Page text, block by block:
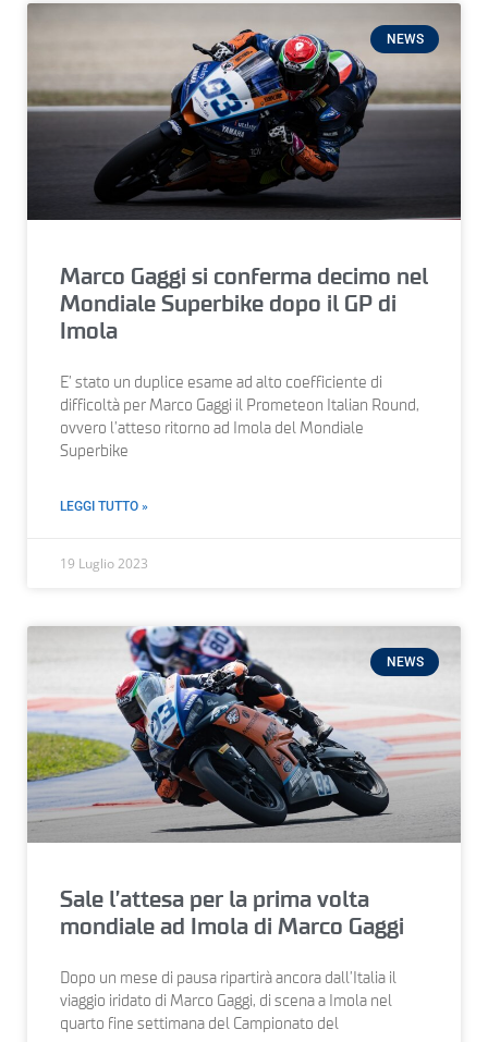
NEWS
Marco Gaggi si conferma decimo nel
Mondiale Superbike dopo il GP di
Imola
E’ stato un duplice esame ad alto coefficiente di
difficoltà per Marco Gaggi il Prometeon Italian Round,
ovvero l’atteso ritorno ad Imola del Mondiale
Superbike
LEGGI TUTTO »
19 Luglio 2023
NEWS
Sale l’attesa per la prima volta
mondiale ad Imola di Marco Gaggi
Dopo un mese di pausa ripartirà ancora dall’Italia il
viaggio iridato di Marco Gaggi, di scena a Imola nel
quarto fine settimana del Campionato del